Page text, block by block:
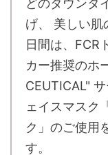
どのダウンタ
げ、 美しい肌
日間は、FCR
カー推奨のホ
CEUTICAL"
ェイスマスク
ク」のご使用
す。